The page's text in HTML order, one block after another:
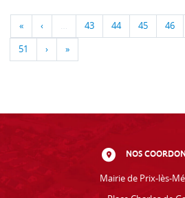
« ‹ … 43 44 45 46
51 › »
NOS
Mairie de Prix-lès-